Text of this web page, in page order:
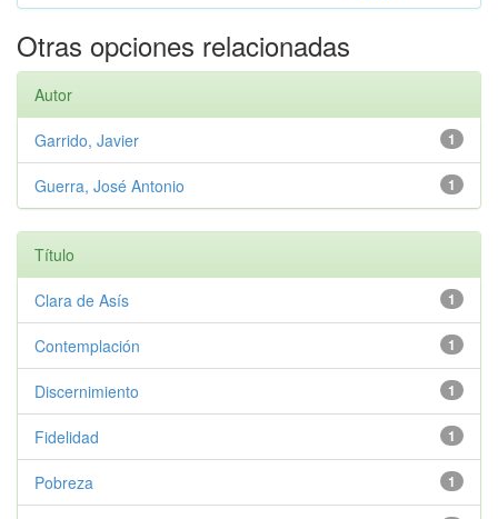
Otras opciones relacionadas
Autor
1
Garrido, Javier
1
Guerra, José Antonio
Título
1
Clara de Asís
1
Contemplación
1
Discernimiento
1
Fidelidad
1
Pobreza